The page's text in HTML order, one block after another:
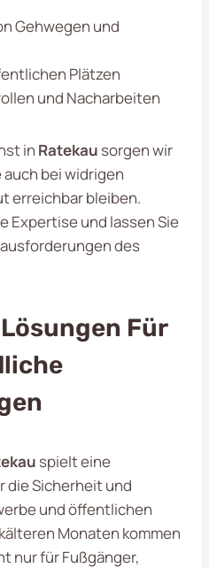
Gehwegen und
Plätzen
und Nacharbeiten
in Ratekau sorgen wir
bei widrigen
erreichbar bleiben.
Expertise und lassen Sie
des
Für
spielt eine
die Sicherheit und
und öffentlichen
Monaten kommen
nur für Fußgänger,